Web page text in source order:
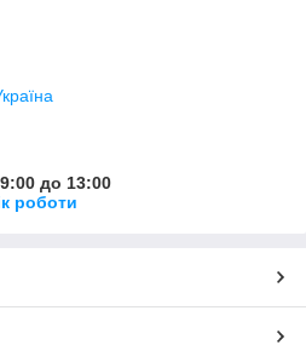
до 13:00
роботи